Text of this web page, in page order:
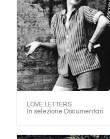
LOVE LETTERS
In selezione Documentari